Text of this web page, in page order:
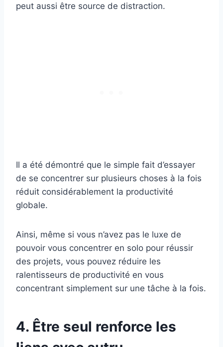
peut aussi être source de distraction.
Il a été démontré que le simple fait d’essayer
de se concentrer sur plusieurs choses à la fois
réduit considérablement la productivité
globale.
Ainsi, même si vous n’avez pas le luxe de
pouvoir vous concentrer en solo pour réussir
des projets, vous pouvez réduire les
ralentisseurs de productivité en vous
concentrant simplement sur une tâche à la fois.
4. Être seul renforce les